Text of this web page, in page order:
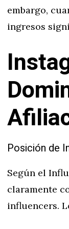
embargo,
ingresos
Posición de
Según el
claramente
influencers.